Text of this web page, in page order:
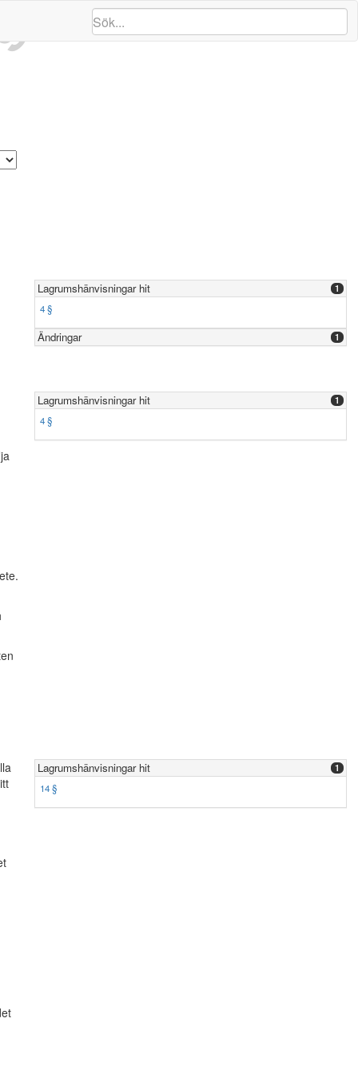
Lagrumshänvisningar hit 1
4 §
Ändringar 1
Lagrumshänvisningar hit 1
4 §
Lagrumshänvisningar hit 1
14 §